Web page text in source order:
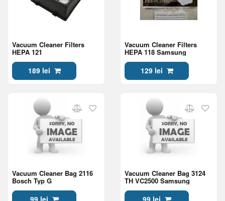
Vacuum Cleaner Filters
HEPA 121
189 lei
Vacuum Cleaner Filters
HEPA 118 Samsung
129 lei
Vacuum Cleaner Bag 2116
Bosch Typ G
99 lei
Vacuum Cleaner Bag 3124
TH VC2500 Samsung
99 lei